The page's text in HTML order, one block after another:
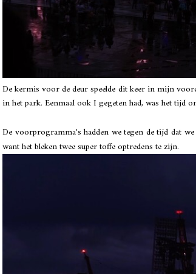
De kermis voor de deur speelde dit keer in mijn
in het park. Eenmaal ook I gegeten had, was het
De voorprogramma's hadden we tegen de tijd dat
want het bleken twee super toffe optredens te zijn.